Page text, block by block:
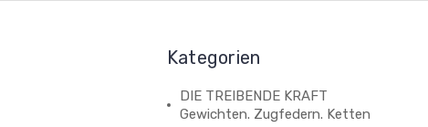
Kategorien
DIE TREIBENDE KRAFT
Gewichten. Zugfedern. Ketten